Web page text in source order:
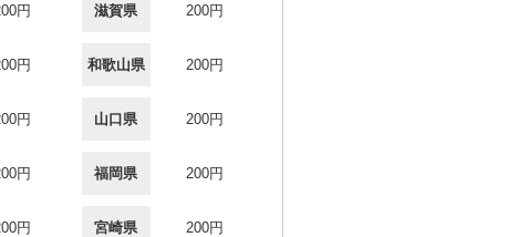
円 滋賀県 200円
円 和歌山県 200円
円 山口県 200円
円 福岡県 200円
円 宮崎県 200円